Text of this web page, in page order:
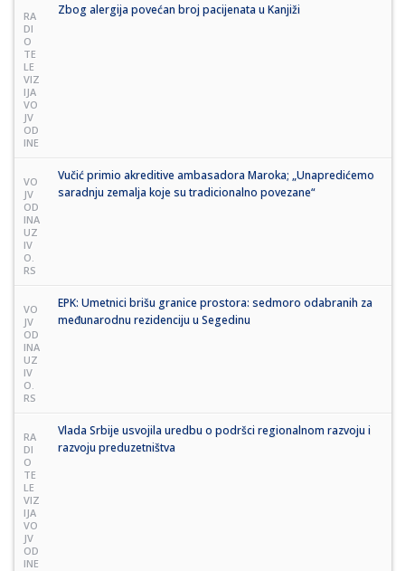
RA
DI
O
TE
LE
VIZ
IJA
VO
JV
OD
INE
Zbog alergija povećan broj pacijenata u Kanjiži
VO
JV
OD
INA
UZ
IV
O.
RS
Vučić primio akreditive ambasadora Maroka; „Unapredićemo
saradnju zemalja koje su tradicionalno povezane“
VO
JV
OD
INA
UZ
IV
O.
RS
EPK: Umetnici brišu granice prostora: sedmoro odabranih za
međunarodnu rezidenciju u Segedinu
RA
DI
O
TE
LE
VIZ
IJA
VO
JV
OD
INE
Vlada Srbije usvojila uredbu o podršci regionalnom razvoju i
razvoju preduzetništva